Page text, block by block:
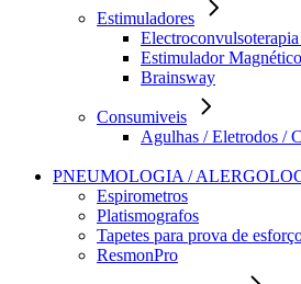
Estimuladores
Estimulador
Brainsway
Consumiveis
Agulhas / Eletrodos /
PNEUMOLOGIA /
Espirometros
Platismografos
Tapetes para prova de
ResmonPro